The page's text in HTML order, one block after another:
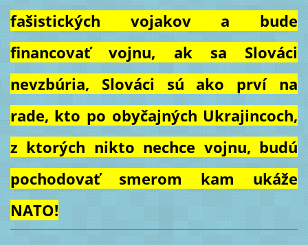
fašistických vojakov a bude
financovať vojnu, ak sa Slováci
nevzbúria, Slováci sú ako prví na
rade, kto po obyčajných Ukrajincoch,
z ktorých nikto nechce vojnu, budú
pochodovať smerom kam ukáže
NATO!